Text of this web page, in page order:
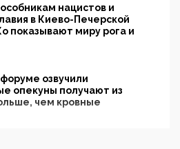
нацистов и
в Киево-Печерской
показывают миру рога и
озвучили
опекуны получают из
чем кровные